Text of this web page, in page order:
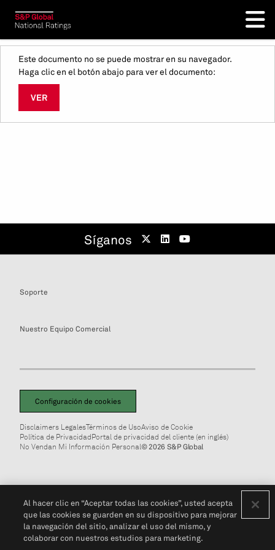
Este documento no se puede mostrar en su navegador.
Haga clic en el botón abajo para ver el documento:
VER
Síganos
Soporte
Nuestro Equipo Comercial
Configuración de cookies
Disclaimers LegalesTérminos de UsoAviso de Cookie
Política de PrivacidadPortal de privacidad del cliente (en inglés)
No Vendan Mi Información Personal© 2026 S&P Global
Al hacer clic en “Aceptar todas las cookies”, usted acepta
que las cookies se guarden en su dispositivo para mejorar
la navegación del sitio, analizar el uso del mismo, y
colaborar con nuestros estudios para marketing.